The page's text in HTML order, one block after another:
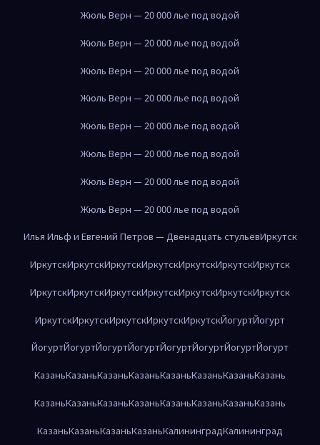
Жюль Верн — 20 000 лье под водой
Жюль Верн — 20 000 лье под водой
Жюль Верн — 20 000 лье под водой
Жюль Верн — 20 000 лье под водой
Жюль Верн — 20 000 лье под водой
Жюль Верн — 20 000 лье под водой
Жюль Верн — 20 000 лье под водой
Жюль Верн — 20 000 лье под водой
Илья Ильф и Евгений Петров — Двенадцать стульевИркутск
ИркутскИркутскИркутскИркутскИркутскИркутскИркутск
ИркутскИркутскИркутскИркутскИркутскИркутскИркутск
ИркутскИркутскИркутскИркутскИркутскЙогуртЙогурт
ЙогуртЙогуртЙогуртЙогуртЙогуртЙогуртЙогуртЙогурт
КазаньКазаньКазаньКазаньКазаньКазаньКазаньКазань
КазаньКазаньКазаньКазаньКазаньКазаньКазаньКазань
КазаньКазаньКазаньКазаньКалининградКалининград